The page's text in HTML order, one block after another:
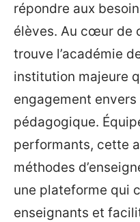
répondre aux
élèves. Au cœur de
trouve l’académie
institution majeure
engagement envers
pédagogique.
performants, cette
méthodes
une plateforme qui
enseignants et